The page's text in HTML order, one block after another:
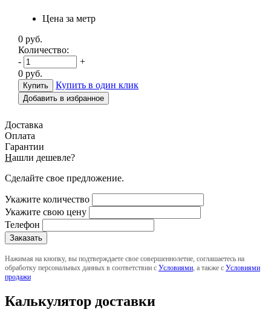
Цена за метр
0 руб.
Количество:
-
+
0 руб.
Купить в один клик
Добавить в избранное
Доставка
Оплата
Гарантии
Нашли дешевле?
Сделайте свое предложение.
Укажите количество
Укажите свою цену
Телефон
Нажимая на кнопку, вы подтверждаете свое совершеннолетие, соглашаетесь на
обработку персональных данных в соответствии с Условиями , а также с Условиями
продажи
Калькулятор доставки